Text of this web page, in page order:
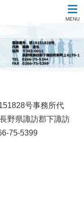
MENU
号事務所代
野県諏訪郡下諏訪
75-5399